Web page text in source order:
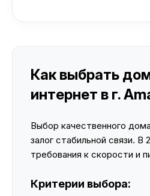
Как выбрать
интернет в г.
Выбор качественного
залог стабильной связи. В
требования к скорости и
Критерии выбора: